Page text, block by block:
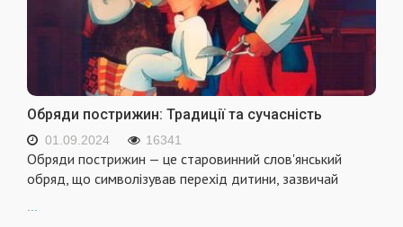
Обряди пострижин: Традиції та сучасність
01.09.2024 16341
Обряди пострижин — це старовинний слов'янський
обряд, що символізував перехід дитини, зазвичай